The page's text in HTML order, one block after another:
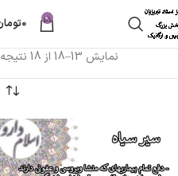
0
0
نمایش 13–18 از 18 نتیجه